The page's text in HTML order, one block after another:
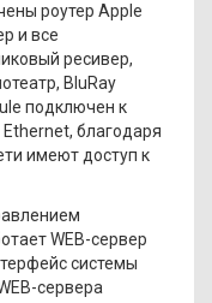
роутер Apple
и все
ресивер,
BluRay
подключен к
благодаря
имеют доступ к
WEB-сервер
системы
сервера